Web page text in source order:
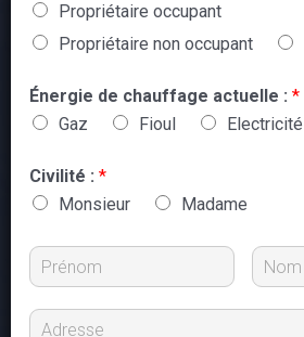
Propriétaire occupant
Propriétaire non occupant
Énergie de chauffage actuelle : *
Gaz
Fioul Electricité
Civilité : *
Monsieur
Madame